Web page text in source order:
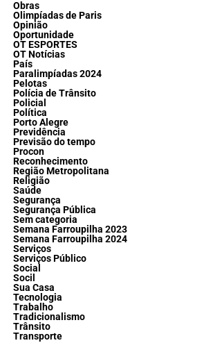
Obras
Olimpíadas de Paris
Opinião
Oportunidade
OT ESPORTES
OT Notícias
País
Paralimpíadas 2024
Pelotas
Polícia de Trânsito
Policial
Política
Porto Alegre
Previdência
Previsão do tempo
Procon
Reconhecimento
Região Metropolitana
Religião
Saúde
Segurança
Segurança Pública
Sem categoria
Semana Farroupilha 2023
Semana Farroupilha 2024
Serviços
Serviços Público
Social
Socil
Sua Casa
Tecnologia
Trabalho
Tradicionalismo
Trânsito
Transporte